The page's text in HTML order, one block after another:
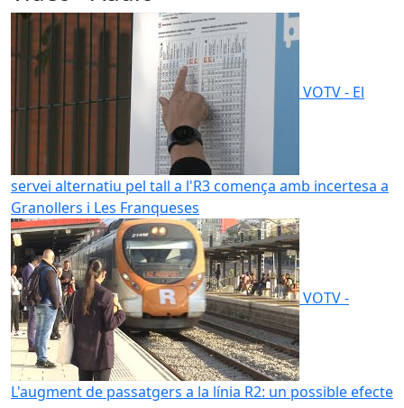
VOTV - El
servei alternatiu pel tall a l'R3 comença amb incertesa a
Granollers i Les Franqueses
VOTV -
L'augment de passatgers a la línia R2: un possible efecte